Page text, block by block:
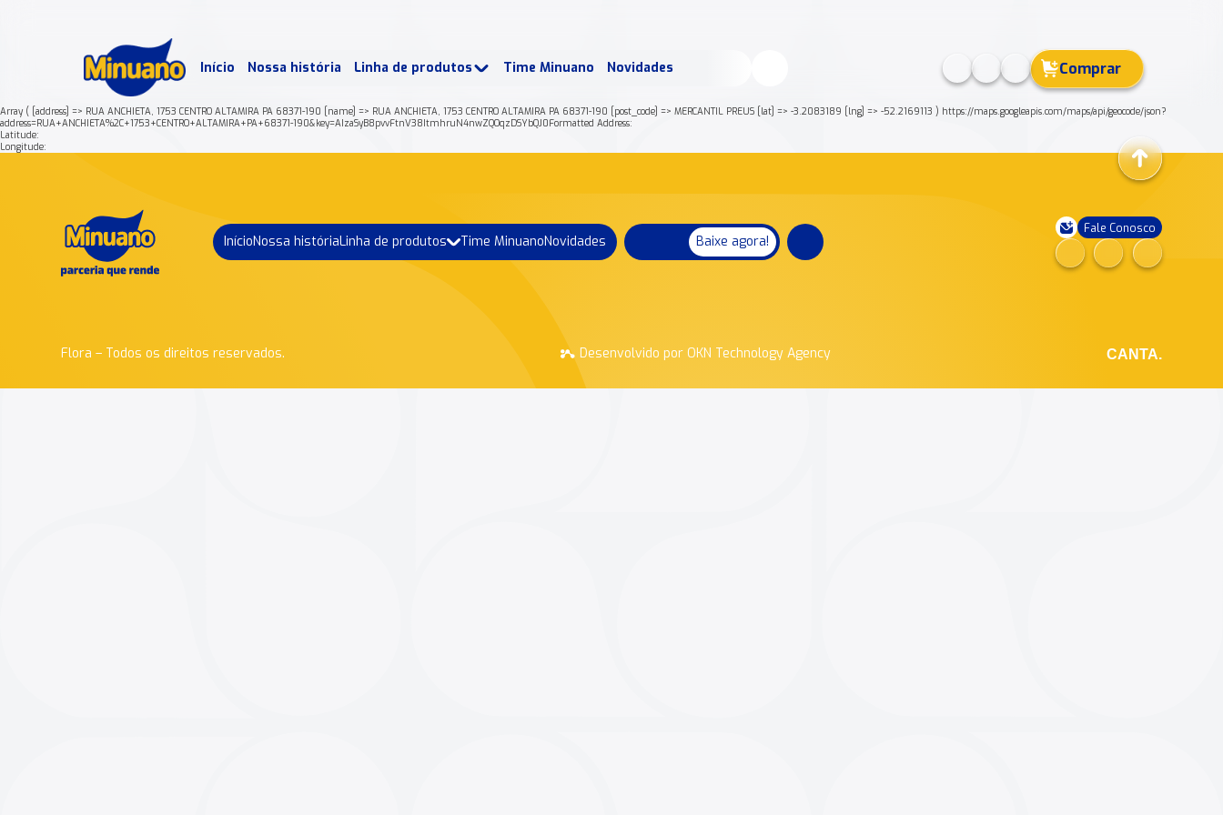
Início Nossa história Linha de produtos Time Minuano Novidades Comprar
Array ( [address] => RUA ANCHIETA, 1753 CENTRO ALTAMIRA PA 68371-190 [name] => RUA ANCHIETA, 1753 CENTRO ALTAMIRA PA 68371-190 [post_code] => MERCANTIL PREUS [lat] => -3.2083189 [lng] => -52.2169113 ) https://maps.googleapis.com/maps/api/geocode/json?
address=RUA+ANCHIETA%2C+1753+CENTRO+ALTAMIRA+PA+68371-190&key=AIzaSyB8pvvFtnV38ItmhruN4nwZQOqzDSYbQJ0Formatted Address:
Latitude:
Longitude:
InícioNossa históriaLinha de produtos Time MinuanoNovidades Baixe agora!
Fale Conosco
Flora – Todos os direitos reservados. Desenvolvido por OKN Technology Agency CANTA.